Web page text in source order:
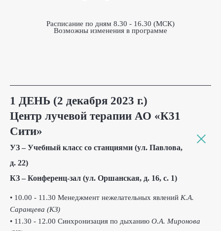
Расписание по дням 8.30 - 16.30 (МСК)
Возможны изменения в программе
1 ДЕНЬ (2 декабря 2023 г.)
Центр лучевой терапии АО «К31
Сити»
УЗ – Учебный класс со станциями (ул. Павлова,
д. 22)
КЗ – Конференц-зал (ул. Оршанская, д. 16, с. 1)
• 10.00 - 11.30 Менеджмент нежелательных явлений К.А.
Саранцева (КЗ)
• 11.30 - 12.00 Синхронизация по дыханию О.А. Миронова